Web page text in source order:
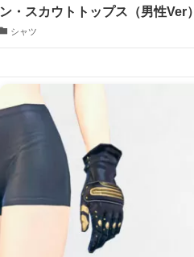
ン・スカウトトップス（男性Ver）
シャツ